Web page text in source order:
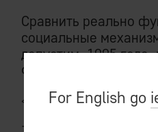
Сравнить реально
социальные
допустим, 1995 года,
Федерации — того же
«Вы уже понимаете».
For English go